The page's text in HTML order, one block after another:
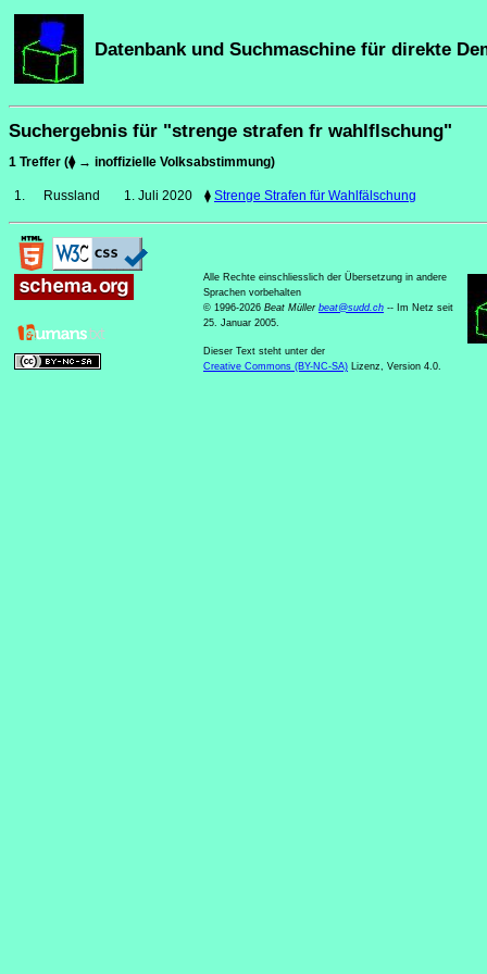
Datenbank und Suchmaschine für direkte
Suchergebnis für "strenge strafen fr wahlflschung"
1 Treffer (⧫ → inoffizielle Volksabstimmung)
1. Russland 1. Juli 2020 ⧫ Strenge Strafen für Wahlfälschung
Alle Rechte einschliesslich der Übersetzung in andere
Sprachen vorbehalten
© 1996-2026 Beat Müller beat@sudd.ch -- Im Netz seit
25. Januar 2005.
Dieser Text steht unter der
Creative Commons (BY-NC-SA) Lizenz, Version 4.0.